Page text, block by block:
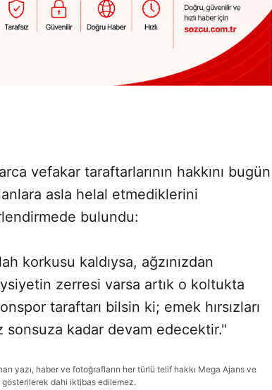
vefakar taraftarlarının hakkını bugün
asla helal etmediklerini
bulundu:
korkusu kaldıysa, ağzınızdan
zerresi varsa artık o koltukta
taraftarı bilsin ki; emek hırsızları
kadar devam edecektir."
yazı, haber ve fotoğrafların her türlü telif hakkı Mega Ajans ve
gösterilerek dahi iktibas edilemez.